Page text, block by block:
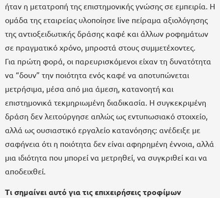
ήταν η μετατροπή της επιστημονικής γνώσης σε εμπειρία. Η
ομάδα της εταιρείας υλοποίησε live πείραμα αξιολόγησης
της αντιοξειδωτικής δράσης καφέ και άλλων ροφημάτων
σε πραγματικό χρόνο, μπροστά στους συμμετέχοντες.
Για πρώτη φορά, οι παρευρισκόμενοι είχαν τη δυνατότητα
να “δουν” την ποιότητα ενός καφέ να αποτυπώνεται
μετρήσιμα, μέσα από μια άμεση, κατανοητή και
επιστημονικά τεκμηριωμένη διαδικασία. Η συγκεκριμένη
δράση δεν λειτούργησε απλώς ως εντυπωσιακό στοιχείο,
αλλά ως ουσιαστικό εργαλείο κατανόησης: ανέδειξε με
σαφήνεια ότι η ποιότητα δεν είναι αφηρημένη έννοια, αλλά
μια ιδιότητα που μπορεί να μετρηθεί, να συγκριθεί και να
αποδειχθεί.
Τι σημαίνει αυτό για τις επιχειρήσεις τροφίμων